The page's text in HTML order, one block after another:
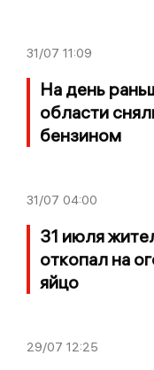
31/07 11:09
На день
области
бензином
31/07 04:00
31 июля
откопал на
яйцо
29/07 12:25